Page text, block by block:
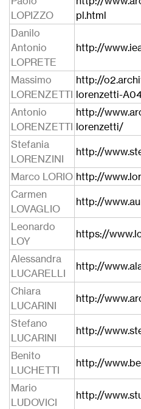
LOPIZZO
pl.html
Danilo
Antonio
LOPRETE
http://
Massimo
LORENZETTI
http://
lorenzetti-
Antonio
LORENZETTI
http://
lorenzetti/
Stefania
LORENZINI
http://
Marco LORIO http://
Carmen
LOVAGLIO
http://
Leonardo
LOY
https://
Alessandra
LUCARELLI
http://
Chiara
LUCARINI
http://
Stefano
LUCARINI
http://
Benito
LUCHETTI
http://
Mario
LUDOVICI
http://